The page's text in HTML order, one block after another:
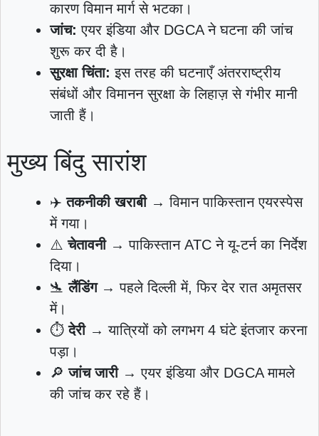
कारण विमान मार्ग से भटका।
जांच: एयर इंडिया और DGCA ने घटना की जांच
शुरू कर दी है।
सुरक्षा चिंता: इस तरह की घटनाएँ अंतरराष्ट्रीय
संबंधों और विमानन सुरक्षा के लिहाज़ से गंभीर मानी
जाती हैं।
मुख्य बिंदु सारांश
✈️तकनीकी खराबी→ विमान पाकिस्तान एयरस्पेस
में गया।
⚠️चेतावनी→ पाकिस्तान ATC ने यू‑टर्न का निर्देश
दिया।
🛬लैंडिंग→ पहले दिल्ली में, फिर देर रात अमृतसर
में।
⏱️देरी→ यात्रियों को लगभग 4 घंटे इंतजार करना
पड़ा।
🔎जांच जारी→ एयर इंडिया और DGCA मामले
की जांच कर रहे हैं।